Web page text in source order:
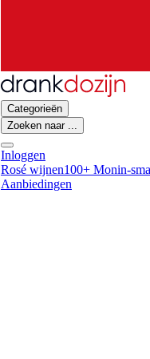
Categorieën
Zoeken naar ...
Inloggen
Rosé wijnen100+ Monin-
Aanbiedingen